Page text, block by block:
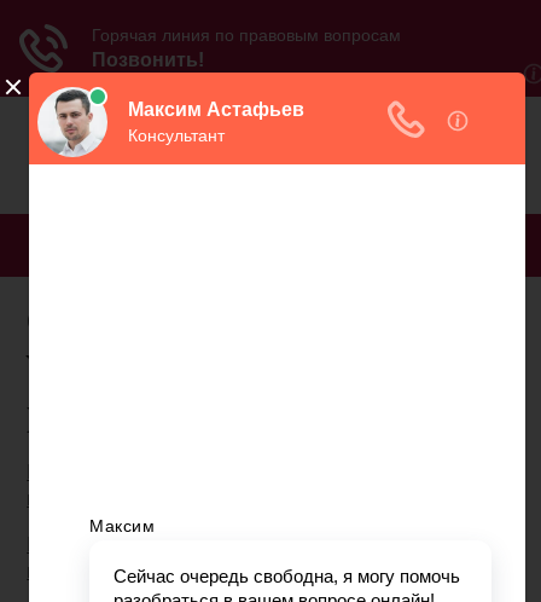
Страховые взносы в пфр в
упп
Настройка
политика организаций
политика организаций